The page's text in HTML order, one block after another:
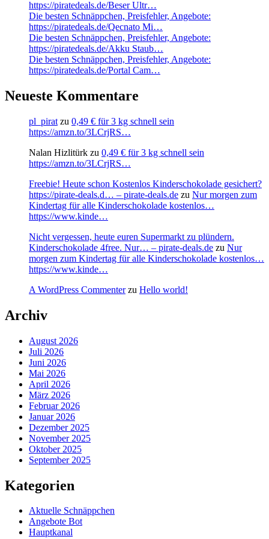
https://piratedeals.de/Beser Ultr…
Die besten Schnäppchen, Preisfehler, Angebote:
https://piratedeals.de/Qecnato Mi…
Die besten Schnäppchen, Preisfehler, Angebote:
https://piratedeals.de/Akku Staub…
Die besten Schnäppchen, Preisfehler, Angebote:
https://piratedeals.de/Portal Cam…
Neueste Kommentare
pl_pirat zu 0,49 € für 3 kg schnell sein
https://amzn.to/3LCrjRS…
Nalan Hizlitürk zu 0,49 € für 3 kg schnell sein
https://amzn.to/3LCrjRS…
Freebie! Heute schon Kostenlos Kinderschokolade gesichert?
https://pirate-deals.d… – pirate-deals.de zu Nur morgen zum
Kindertag für alle Kinderschokolade kostenlos…
https://www.kinde…
Nicht vergessen, heute euren Supermarkt zu plündern.
Kinderschokolade 4free. Nur… – pirate-deals.de zu Nur
morgen zum Kindertag für alle Kinderschokolade kostenlos…
https://www.kinde…
A WordPress Commenterzu Hello world!
Archiv
August 2026
Juli 2026
Juni 2026
Mai 2026
April 2026
März 2026
Februar 2026
Januar 2026
Dezember 2025
November 2025
Oktober 2025
September 2025
Kategorien
Aktuelle Schnäppchen
Angebote Bot
Hauptkanal